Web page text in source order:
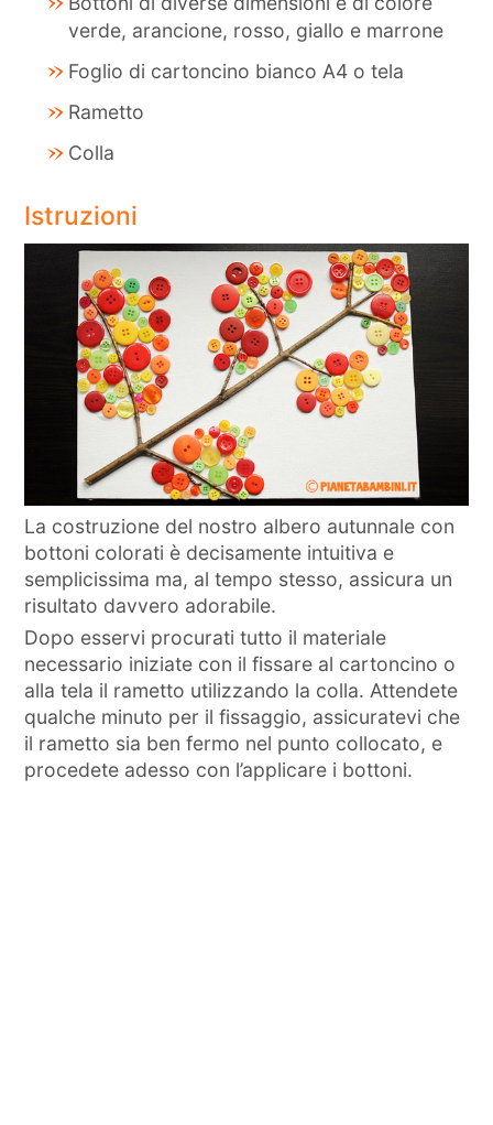
verde, arancione, rosso, giallo e marrone
Foglio di cartoncino bianco A4 o tela
Rametto
Colla
Istruzioni
La costruzione del nostro albero autunnale con
bottoni colorati è decisamente intuitiva e
semplicissima ma, al tempo stesso, assicura un
risultato davvero adorabile.
Dopo esservi procurati tutto il materiale
necessario iniziate con il fissare al cartoncino o
alla tela il rametto utilizzando la colla. Attendete
qualche minuto per il fissaggio, assicuratevi che
il rametto sia ben fermo nel punto collocato, e
procedete adesso con l’applicare i bottoni.